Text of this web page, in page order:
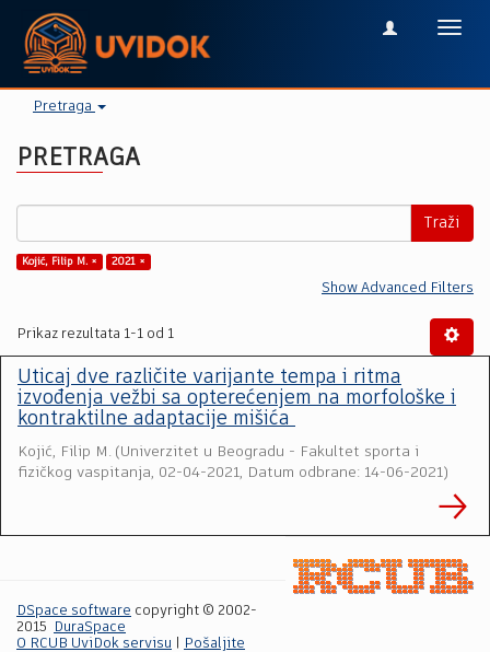
Pretraga
PRETRAGA
Traži
Kojić, Filip M. × 2021 ×
Show Advanced Filters
Prikaz rezultata 1-1 od 1
Uticaj dve različite varijante tempa i ritma
izvođenja vežbi sa opterećenjem na morfološke i
kontraktilne adaptacije mišića
Kojić, Filip M. (Univerzitet u Beogradu - Fakultet sporta i
fizičkog vaspitanja, 02-04-2021, Datum odbrane: 14-06-2021)
DSpace software copyright © 2002-
2015
DuraSpace
O RCUB UviDok servisu
Pošaljite